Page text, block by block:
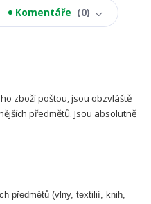
Komentáře 0
zboží poštou, jsou obzvláště
předmětů. Jsou absolutně
předmětů (vlny, textilií, knih,